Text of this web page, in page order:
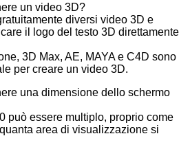
un video 3D?
diversi video 3D e
il logo del testo 3D direttamente
3D Max, AE, MAYA e C4D sono
per creare un video 3D.
una dimensione dello schermo
può essere multiplo, proprio come
area di visualizzazione si